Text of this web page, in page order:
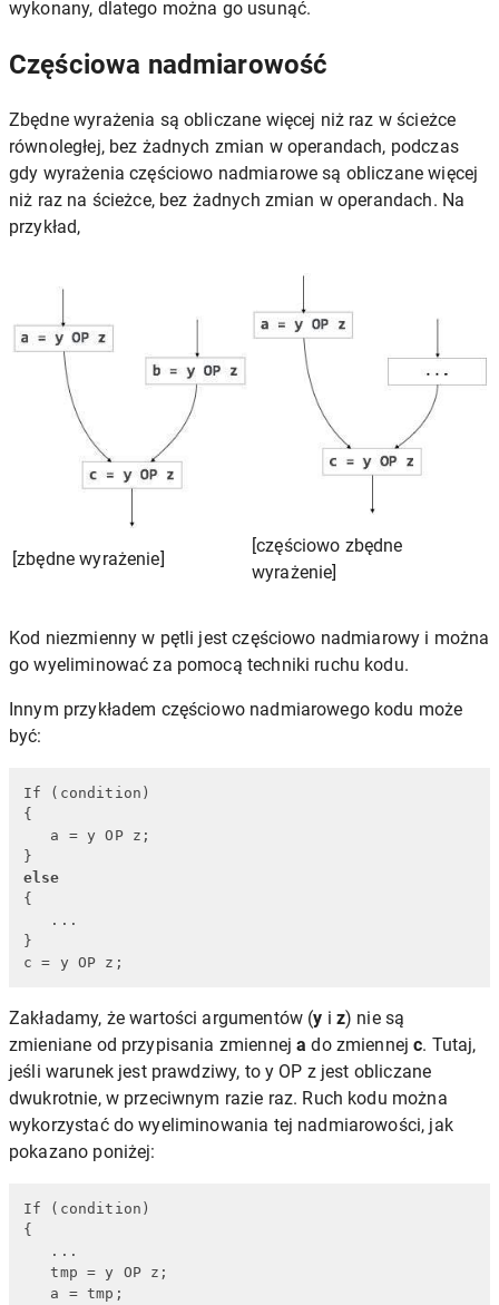
wykonany, dlatego można go usunąć.
Częściowa nadmiarowość
Zbędne wyrażenia są obliczane więcej niż raz w ścieżce
równoległej, bez żadnych zmian w operandach, podczas
gdy wyrażenia częściowo nadmiarowe są obliczane więcej
niż raz na ścieżce, bez żadnych zmian w operandach. Na
przykład,
[zbędne wyrażenie]
[częściowo zbędne
wyrażenie]
Kod niezmienny w pętli jest częściowo nadmiarowy i można
go wyeliminować za pomocą techniki ruchu kodu.
Innym przykładem częściowo nadmiarowego kodu może
być:
If (condition)
{
   a = y OP z;
else
{
   ...
}
c = y OP z;
Zakładamy, że wartości argumentów (y i z) nie są
zmieniane od przypisania zmienneja do zmiennejc. Tutaj,
jeśli warunek jest prawdziwy, to y OP z jest obliczane
dwukrotnie, w przeciwnym razie raz. Ruch kodu można
wykorzystać do wyeliminowania tej nadmiarowości, jak
pokazano poniżej:
If (condition)
{
   ...
   tmp = y OP z;
   a = tmp;